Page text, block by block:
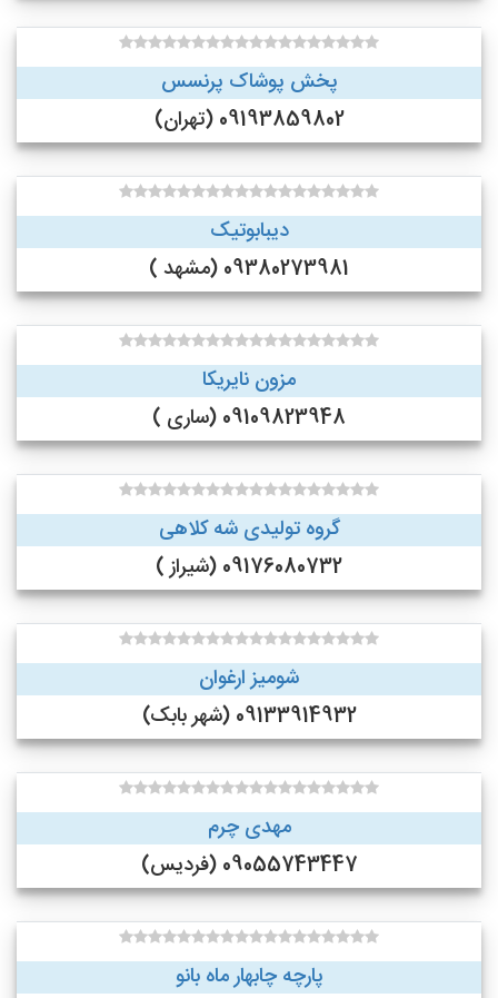
پخش پوشاک پرنسس
09193859802 (تهران)
دیبابوتیک
09380273981 (مشهد )
مزون نایریکا
09109823948 (ساری )
گروه تولیدی شه کلاهی
09176080732 (شیراز )
شومیز ارغوان
09133914932 (شهر بابک)
مهدی چرم
09055743447 (فردیس)
پارچه چابهار ماه بانو